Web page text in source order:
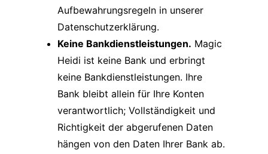
Aufbewahrungsregeln in unserer
Datenschutzerklärung.
Keine Bankdienstleistungen. Magic
Heidi ist keine Bank und erbringt
keine Bankdienstleistungen. Ihre
Bank bleibt allein für Ihre Konten
verantwortlich; Vollständigkeit und
Richtigkeit der abgerufenen Daten
hängen von den Daten Ihrer Bank ab.